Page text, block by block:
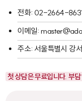
전화: 02-2664-
이메일:
주소: 서울특별시 강
첫 상담은 무료입니다. 부